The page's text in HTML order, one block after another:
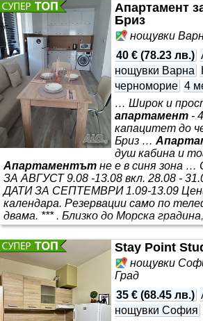
Апартамент
Бриз
нощувки
40 € (78.23 лв.)
нощувки Варна
черноморие 4
… Широк и
апартамент -
капацитет до
Бриз …
душ кабина и
Апартаментът не е в синя зона
ЗА АВГУСТ 9.08 -13.08 вкл. 28.08 -
ДАТИ ЗА СЕПТЕМВРИ 1.09-13.09
календара. Резервации само по
двама. *** . Близко до Морска
Паркмарт, Делфинариум,
Марина, Технически университет,
спокойно място. Комфортно и
на гостите има голяма дневна с
Обособена
Stay Point
нощувки
Град
35 € (68.45 лв.)
нощувки София